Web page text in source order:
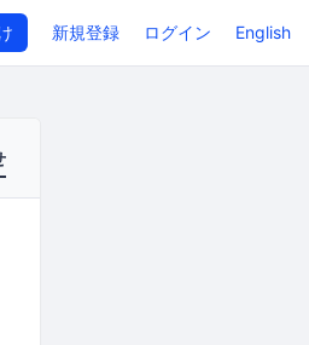
新規登録 ログイン English